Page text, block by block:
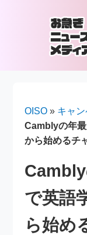
OISO » キャ
Camblyの年
から始めるチ
で英語
ら始め